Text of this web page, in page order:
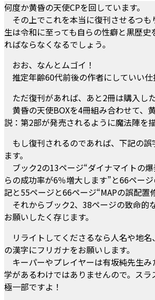
何度か黄昏の天使CPを回しています。
その上でこれを本当に復刊させるつも
生は令和に至っても自らの性癖と黒歴史
ればならなくなるでしょう。
おお、なんとムゴイ！
推定年齢60代前後の作者にしていい仕
ただ復刊があれば、あと2冊は購入し
黄昏の天使BOXを4冊組み合わせて、
説：第2部が発売されるように魔法陣を
もし復刊されるのであれば、下記の誤
ます。
ブック2の13ページ“ダイナマイトの
らの成功率が6％増大します”と66ペー
記と55ページと66ページ“MAPの誤配置
それからブック2、38ページの致命的
お願いしたく存じます。
リライトしてくださるなら人名や地名
の漢字にフリガナをお願いします。
キーパーやプレイヤーは有坂純先生み
学があるわけではありませんので。ス
極一部ですよ！